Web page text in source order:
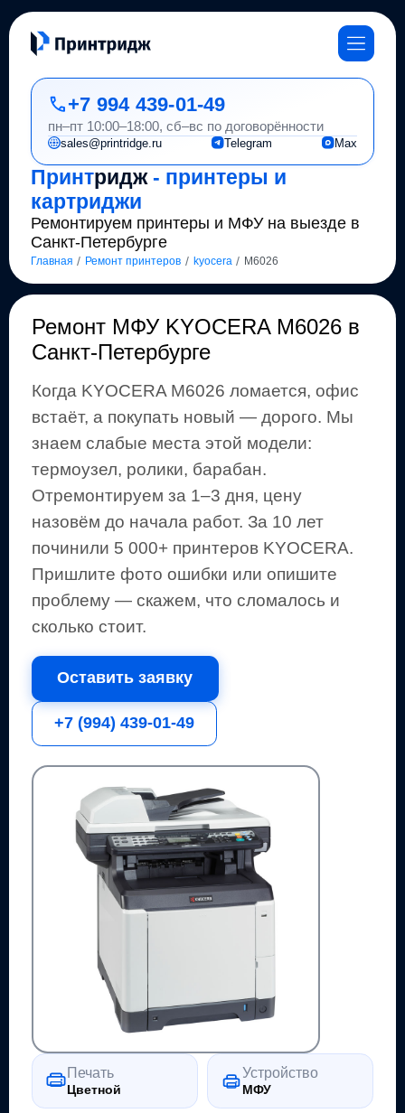
Принтридж- принтеры и
картриджи
Ремонтируем принтеры и МФУ на выезде в
Санкт-Петербурге
Главная / Ремонт принтеров / kyocera / M6026
+7 994 439-01-49
пн–пт 10:00–18:00, сб–вс по договорённости
sales@printridge.ru Telegram Max
Ремонт МФУ KYOCERA M6026 в
Санкт-Петербурге
Когда KYOCERA M6026 ломается, офис
встаёт, а покупать новый — дорого. Мы
знаем слабые места этой модели:
термоузел, ролики, барабан.
Отремонтируем за 1–3 дня, цену
назовём до начала работ. За 10 лет
починили 5 000+ принтеровKYOCERA.
Пришлите фото ошибки или опишите
проблему — скажем, что сломалось и
сколько стоит.
Оставить заявку
+7 (994) 439-01-49
Печать
Цветной
Устройство
МФУ